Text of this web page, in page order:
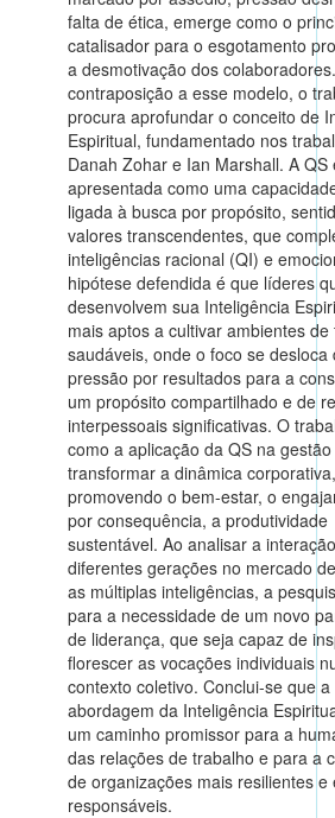
falta de ética, emerge como o
catalisador para o esgotamento
a desmotivação dos
contraposição a esse modelo, o
procura aprofundar o conceito de
Espiritual, fundamentado nos
Danah Zohar e Ian Marshall. A QS
apresentada como uma
ligada à busca por propósito,
valores transcendentes, que
inteligências racional (QI) e
hipótese defendida é que líderes
desenvolvem sua Inteligência
mais aptos a cultivar ambientes de
saudáveis, onde o foco se desloca
pressão por resultados para a
um propósito compartilhado e de
interpessoais significativas. O
como a aplicação da QS na
transformar a dinâmica corporativa,
promovendo o bem-estar, o
por consequência, a produtividade
sustentável. Ao analisar a
diferentes gerações no mercado
as múltiplas inteligências, a
para a necessidade de um novo
de liderança, que seja capaz de
florescer as vocações individuais
contexto coletivo. Conclui-se que a
abordagem da Inteligência
um caminho promissor para a
das relações de trabalho e para a
de organizações mais resilientes e
responsáveis.